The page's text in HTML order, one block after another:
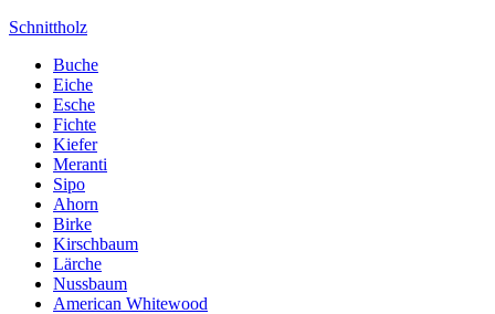
Schnittholz
Buche
Eiche
Esche
Fichte
Kiefer
Meranti
Sipo
Ahorn
Birke
Kirschbaum
Lärche
Nussbaum
American Whitewood